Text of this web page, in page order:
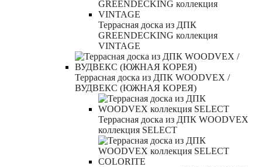
Террасная доска из ДПК
GREENDECKING коллекция
VINTAGE
Террасная доска из ДПК WOODVEX /
ВУДВЕКС (ЮЖНАЯ КОРЕЯ)
Террасная доска из ДПК WOODVEX
коллекция SELECT